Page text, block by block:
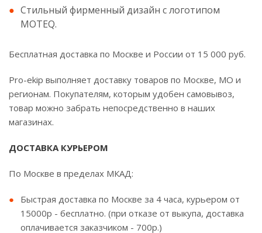
Стильный фирменный дизайн с логотипом
MOTEQ.
Бесплатная доставка по Москве и России от 15 000 руб.
Pro-ekip выполняет доставку товаров по Москве, МО и
регионам. Покупателям, которым удобен самовывоз,
товар можно забрать непосредственно в наших
магазинах.
ДОСТАВКА КУРЬЕРОМ
По Москве в пределах МКАД:
Быстрая доставка по Москве за 4 часа, курьером от
15000р - бесплатно. (при отказе от выкупа, доставка
оплачивается заказчиком - 700р.)